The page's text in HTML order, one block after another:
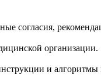
согласия,
организации.
и